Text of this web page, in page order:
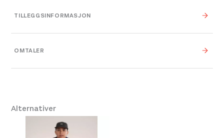
TILLEGGSINFORMASJON
Leverandør Patagonia
OMTALER
Alternativer